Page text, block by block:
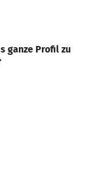
ganze Profil zu